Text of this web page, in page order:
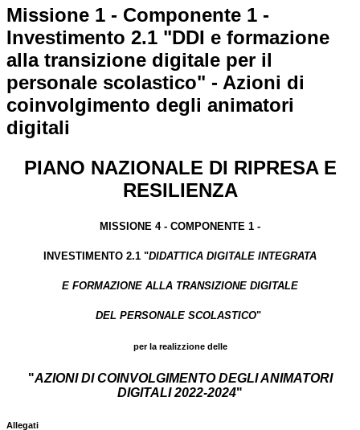
Missione 1 - Componente 1 -
Investimento 2.1 "DDI e formazione
alla transizione digitale per il
personale scolastico" - Azioni di
coinvolgimento degli animatori
digitali
PIANO NAZIONALE DI RIPRESA E
RESILIENZA
MISSIONE 4 - COMPONENTE 1 -
INVESTIMENTO 2.1 "DIDATTICA DIGITALE INTEGRATA
E FORMAZIONE ALLA TRANSIZIONE DIGITALE
DEL PERSONALE SCOLASTICO"
per la realizzione delle
"AZIONI DI COINVOLGIMENTO DEGLI ANIMATORI
DIGITALI 2022-2024"
Allegati